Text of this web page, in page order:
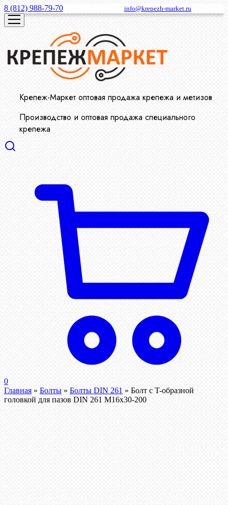
8 (812) 988-79-70 info@krepezh-market.ru
Крепеж-Маркет оптовая продажа крепежа и метизов
Производство и оптовая продажа специального
крепежа
0
Главная » Болты » Болты DIN 261 » Болт с T-образной
головкой для пазов DIN 261 М16х30-200